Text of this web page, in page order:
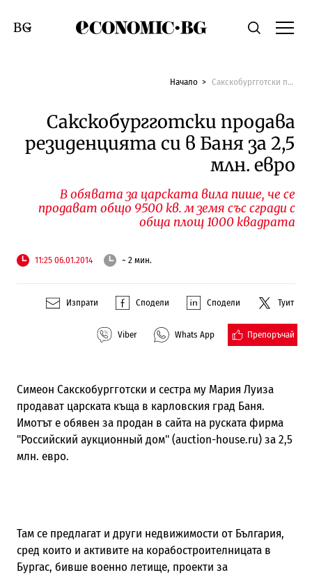
Economic.bgТърсене
Смяна на език
Начало Сакскобургготски продава резиденцията си в Баня за 2,5 млн. евро
Сакскобургготски продава
резиденцията си в Баня за 2,5
млн. евро
В обявата за царската вила пише, че се
продават общо 9500 кв. м земя със сгради с
обща площ 1000 квадрата
11:25 06.01.2014 ~ 2 мин.
Изпрати Сподели Сподели Туит
Viber Whats App Препоръчай
Симеон Сакскобургготски и сестра му Мария Луиза
продават царската къща в карловския град Баня.
Имотът е обявен за продан в сайта на руската фирма
"Российский аукционный дом" (auction-house.ru) за 2,5
млн. евро.
Там се предлагат и други недвижимости от България,
сред които и активите на корабостроителницата в
Бургас, бивше военно летище, проекти за